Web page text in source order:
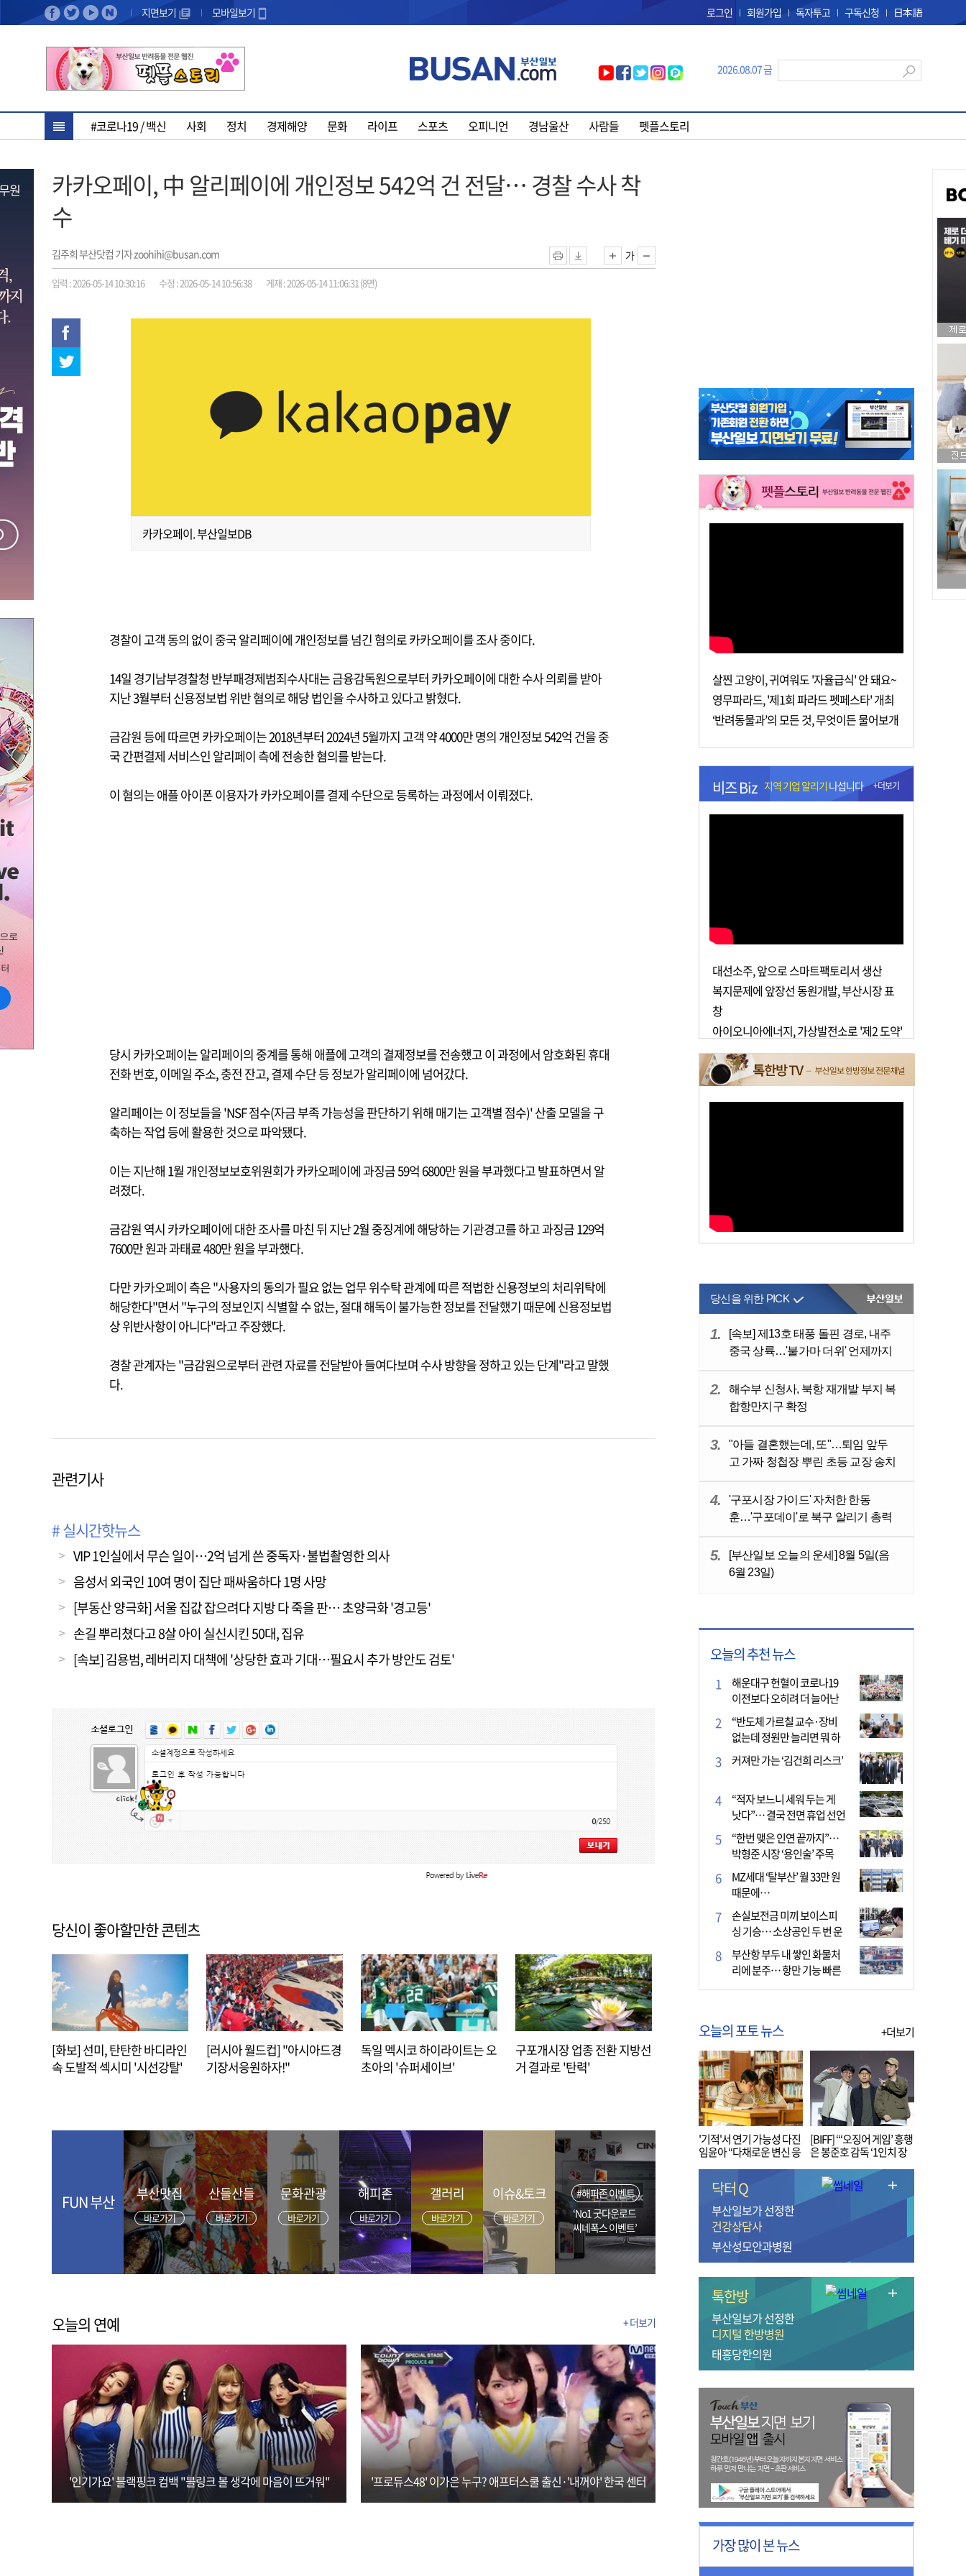
지면보기 모바일보기 로그인 회원가입 독자투고 구독신청 日本語
2026.08.07 금
#코로나19 / 백신 사회 정치 경제해양 문화 라이프 스포츠 오피니언 경남울산 사람들 펫플스토리
카카오페이, 中 알리페이에 개인정보 542억 건 전달… 경찰 수사 착
수
김주희 부산닷컴 기자 zoohihi@busan.com 가
입력 : 2026-05-14 10:30:16 수정 : 2026-05-14 10:56:38 게재 : 2026-05-14 11:06:31 (8면)
카카오페이. 부산일보DB
경찰이 고객 동의 없이 중국 알리페이에 개인정보를 넘긴 혐의로 카카오페이를 조사 중이다.
14일 경기남부경찰청 반부패경제범죄수사대는 금융감독원으로부터 카카오페이에 대한 수사 의뢰를 받아
지난 3월부터 신용정보법 위반 혐의로 해당 법인을 수사하고 있다고 밝혔다.
금감원 등에 따르면 카카오페이는 2018년부터 2024년 5월까지 고객 약 4000만 명의 개인정보 542억 건을 중
국 간편결제 서비스인 알리페이 측에 전송한 혐의를 받는다.
이 혐의는 애플 아이폰 이용자가 카카오페이를 결제 수단으로 등록하는 과정에서 이뤄졌다.
당시 카카오페이는 알리페이의 중계를 통해 애플에 고객의 결제정보를 전송했고 이 과정에서 암호화된 휴대
전화 번호, 이메일 주소, 충전 잔고, 결제 수단 등 정보가 알리페이에 넘어갔다.
알리페이는 이 정보들을 'NSF 점수(자금 부족 가능성을 판단하기 위해 매기는 고객별 점수)' 산출 모델을 구
축하는 작업 등에 활용한 것으로 파악됐다.
이는 지난해 1월 개인정보보호위원회가 카카오페이에 과징금 59억 6800만 원을 부과했다고 발표하면서 알
려졌다.
금감원 역시 카카오페이에 대한 조사를 마친 뒤 지난 2월 중징계에 해당하는 기관경고를 하고 과징금 129억
7600만 원과 과태료 480만 원을 부과했다.
다만 카카오페이 측은 "사용자의 동의가 필요 없는 업무 위수탁 관계에 따른 적법한 신용정보의 처리위탁에
해당한다"면서 "누구의 정보인지 식별할 수 없는, 절대 해독이 불가능한 정보를 전달했기 때문에 신용정보법
상 위반사항이 아니다"라고 주장했다.
경찰 관계자는 "금감원으로부터 관련 자료를 전달받아 들여다보며 수사 방향을 정하고 있는 단계"라고 말했
다.
관련기사
# 실시간핫뉴스
VIP 1인실에서 무슨 일이…2억 넘게 쓴 중독자·불법촬영한 의사
음성서 외국인 10여 명이 집단 패싸움하다 1명 사망
[부동산 양극화] 서울 집값 잡으려다 지방 다 죽을 판… 초양극화 '경고등'
손길 뿌리쳤다고 8살 아이 실신시킨 50대, 집유
[속보] 김용범, 레버리지 대책에 '상당한 효과 기대…필요시 추가 방안도 검토'
당신이 좋아할만한 콘텐츠
[화보] 선미, 탄탄한 바디라인
속 도발적 섹시미 '시선강탈'
[러시아 월드컵] "아시아드경
기장서응원하자!"
독일 멕시코 하이라이트는 오
초아의 '슈퍼세이브'
구포개시장 업종 전환 지방선
거 결과로 '탄력'
FUN 부산 부산맛집
바로가기
산들산들
바로가기
문화관광
바로가기
해피존
바로가기
갤러리
바로가기
이슈&토크
바로가기
#해피존 이벤트
‘No1 굿다운로드
씨네폭스 이벤트’
오늘의 연예 + 더보기
'인기가요' 블랙핑크 컴백 "블링크 볼 생각에 마음이 뜨거워" '프로듀스48' 이가은 누구? 애프터스쿨 출신·'내꺼야' 한국 센터
살찐 고양이, 귀여워도 '자율급식' 안 돼요~
영무파라드, '제1회 파라드 펫페스타' 개최
‘반려동물과’의 모든 것, 무엇이든 물어보개
비즈 Biz 지역 기업 알리기 나섭니다 +더보기
대선소주, 앞으로 스마트팩토리서 생산
복지문제에 앞장선 동원개발, 부산시장 표
창
아이오니아에너지, 가상발전소로 '제2 도약'
오늘의 추천 뉴스
해운대구 헌혈이 코로나19
이전보다 오히려 더 늘어난
이유는?
“반도체 가르칠 교수·장비
없는데 정원만 늘리면 뭐 하
나”
커져만 가는 ‘김건희 리스크’
“적자 보느니 세워 두는 게
낫다”… 결국 전면 휴업 선언
한 택시회사
“한번 맺은 인연 끝까지”…
박형준 시장 ‘용인술’ 주목
MZ세대 ‘탈부산’ 월 33만 원
때문에…
손실보전금 미끼 보이스피
싱 기승… 소상공인 두 번 운
다
부산항 부두 내 쌓인 화물처
리에 분주… 항만 기능 빠른
회복세
오늘의 포토 뉴스 +더보기
'기적'서 연기 가능성 다진
임윤아 “다채로운 변신 응
[BIFF] “‘오징어 게임’ 흥행
은 봉준호 감독 ‘1인치 장
닥터 Q
부산일보가 선정한
건강상담사
부산성모안과병원
톡한방
부산일보가 선정한
디지털 한방병원
태흥당한의원
가장 많이 본 뉴스